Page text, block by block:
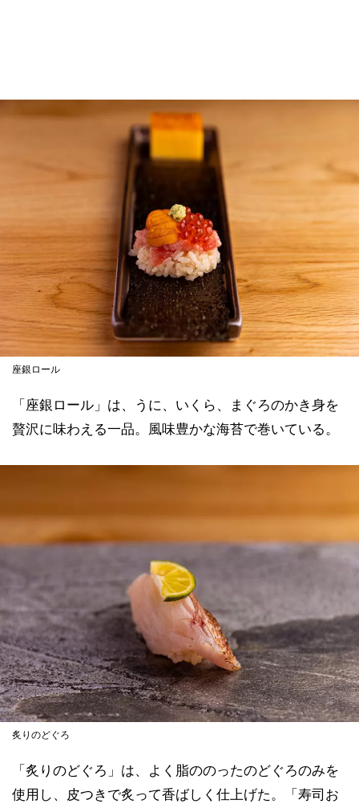
座銀ロール
「座銀ロール」は、うに、いくら、まぐろのかき身を
贅沢に味わえる一品。風味豊かな海苔で巻いている。
炙りのどぐろ
「炙りのどぐろ」は、よく脂ののったのどぐろのみを
使用し、皮つきで炙って香ばしく仕上げた。「寿司お